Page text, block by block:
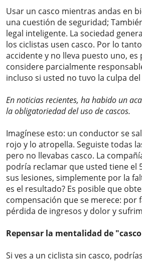
Usar un casco mientras andas en
una cuestión de seguridad;
legal inteligente. La sociedad
los ciclistas usen casco. Por lo
accidente y no lleva puesto uno, es
considere parcialmente
incluso si usted no tuvo la culpa
En noticias recientes, ha habido un
la obligatoriedad del uso de cascos.
Imagínese esto: un conductor se
rojo y lo atropella. Seguiste todas
pero no llevabas casco. La
podría reclamar que usted tiene el
sus lesiones, simplemente por la
es el resultado? Es posible que
compensación que se merece: por
pérdida de ingresos y dolor y
Repensar la mentalidad de
Si ves a un ciclista sin casco,